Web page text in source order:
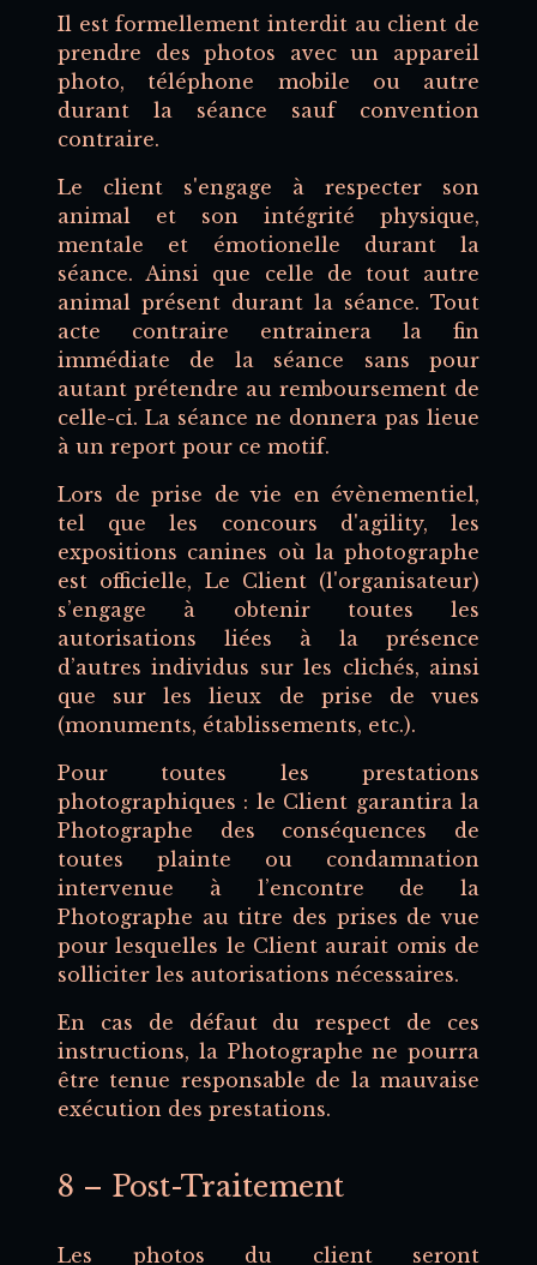
Il est formellement interdit au client de
prendre des photos avec un appareil
photo, téléphone mobile ou autre
durant la séance sauf convention
contraire.
Le client s'engage à respecter son
animal et son intégrité physique,
mentale et émotionelle durant la
séance. Ainsi que celle de tout autre
animal présent durant la séance. Tout
acte contraire entrainera la fin
immédiate de la séance sans pour
autant prétendre au remboursement de
celle-ci. La séance ne donnera pas lieue
à un report pour ce motif.
Lors de prise de vie en évènementiel,
tel que les concours d'agility, les
expositions canines où la photographe
est officielle, Le Client (l'organisateur)
s’engage à obtenir toutes les
autorisations liées à la présence
d’autres individus sur les clichés, ainsi
que sur les lieux de prise de vues
(monuments, établissements, etc.).
Pour toutes les prestations
photographiques : le Client garantira la
Photographe des conséquences de
toutes plainte ou condamnation
intervenue à l’encontre de la
Photographe au titre des prises de vue
pour lesquelles le Client aurait omis de
solliciter les autorisations nécessaires.
En cas de défaut du respect de ces
instructions, la Photographe ne pourra
être tenue responsable de la mauvaise
exécution des prestations.
8 – Post-Traitement
Les photos du client seront